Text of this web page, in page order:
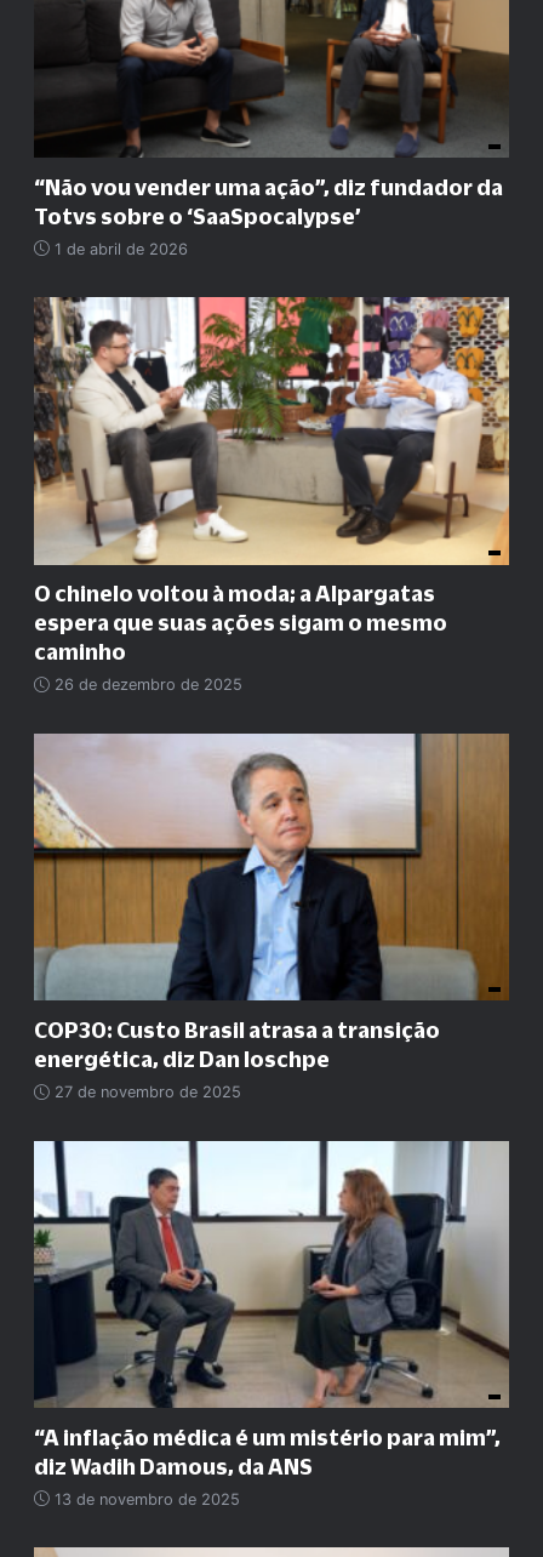
“Não vou vender uma ação”, diz fundador da
Totvs sobre o ‘SaaSpocalypse’
1 de abril de 2026
O chinelo voltou à moda; a Alpargatas
espera que suas ações sigam o mesmo
caminho
26 de dezembro de 2025
COP30: Custo Brasil atrasa a transição
energética, diz Dan Ioschpe
27 de novembro de 2025
“A inflação médica é um mistério para mim”,
diz Wadih Damous, da ANS
13 de novembro de 2025